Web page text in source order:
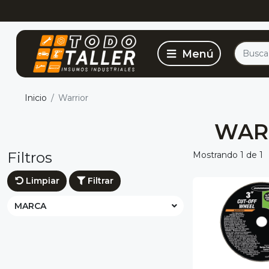
Inicio Warrior
Filtros
Limpiar Filtrar
MARCA
Mostrando 1 de 1